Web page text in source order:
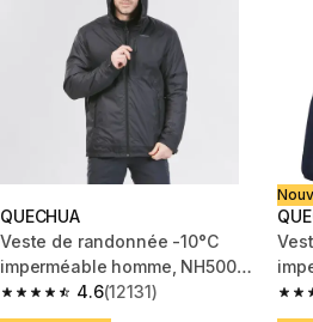
QUECHUA
Veste de randonnée -10°C
imperméable homme, NH500
noir
4.6
4.6 out of 5 stars from 12131 reviews
(12131)
4.7